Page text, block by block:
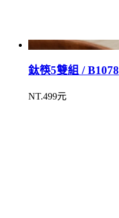
鈦筷5雙組 / B1078
NT.499元